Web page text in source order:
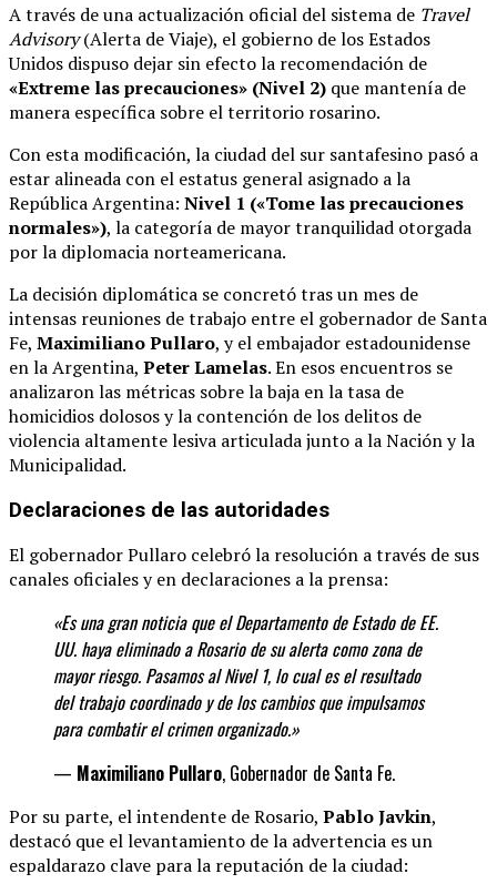
A través de una actualización oficial del sistema de Travel
Advisory(Alerta de Viaje), el gobierno de los Estados
Unidos dispuso dejar sin efecto la recomendación de
«Extreme las precauciones» (Nivel 2) que mantenía de
manera específica sobre el territorio rosarino.
Con esta modificación, la ciudad del sur santafesino pasó a
estar alineada con el estatus general asignado a la
República Argentina: Nivel 1 («Tome las precauciones
normales»), la categoría de mayor tranquilidad otorgada
por la diplomacia norteamericana.
La decisión diplomática se concretó tras un mes de
intensas reuniones de trabajo entre el gobernador de Santa
Fe, Maximiliano Pullaro, y el embajador estadounidense
en la Argentina, Peter Lamelas.En esos encuentros se
analizaron las métricas sobre la baja en la tasa de
homicidios dolosos y la contención de los delitos de
violencia altamente lesiva articulada junto a la Nación y la
Municipalidad.
Declaraciones de las autoridades
El gobernador Pullaro celebró la resolución a través de sus
canales oficiales y en declaraciones a la prensa:
«Es una gran noticia que el Departamento de Estado de EE.
UU. haya eliminado a Rosario de su alerta como zona de
mayor riesgo. Pasamos al Nivel 1, lo cual es el resultado
del trabajo coordinado y de los cambios que impulsamos
para combatir el crimen organizado.»
— Maximiliano Pullaro, Gobernador de Santa Fe.
Por su parte, el intendente de Rosario, Pablo Javkin,
destacó que el levantamiento de la advertencia es un
espaldarazo clave para la reputación de la ciudad: